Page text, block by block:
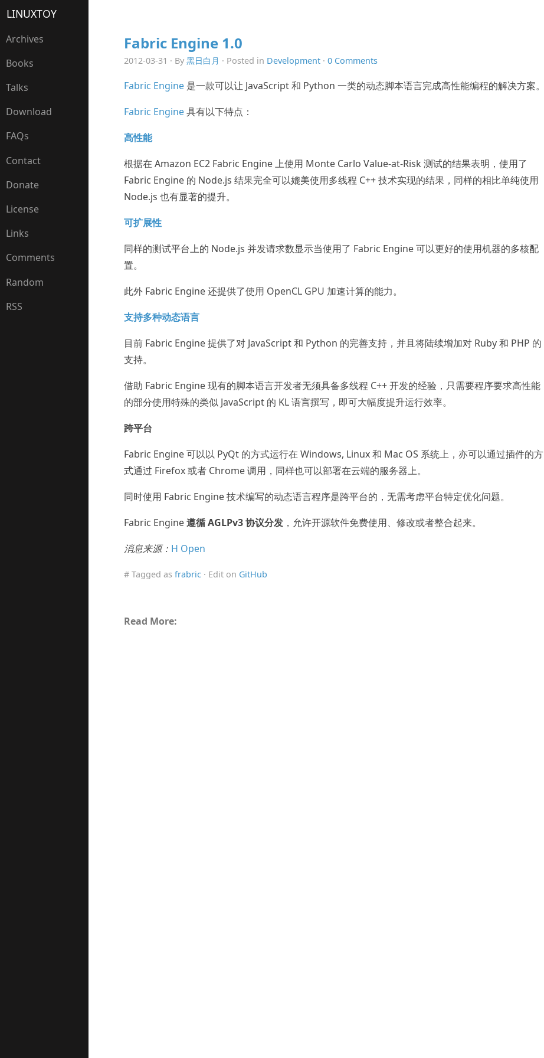
LINUXTOY
Archives
Books
Talks
Download
FAQs
Contact
Donate
License
Links
Comments
Random
RSS
Fabric Engine 1.0
2012-03-31 · By 黑日白月 · Posted in Development· 0 Comments
Fabric Engine是一款可以让 JavaScript 和 Python 一类的动态脚本语言完成高性能编程的解决方案。
Fabric Engine具有以下特点：
高性能
根据在 Amazon EC2 Fabric Engine 上使用 Monte Carlo Value-at-Risk 测试的结果表明，使用了
Fabric Engine 的 Node.js 结果完全可以媲美使用多线程 C++ 技术实现的结果，同样的相比单纯使用
Node.js 也有显著的提升。
可扩展性
同样的测试平台上的 Node.js 并发请求数显示当使用了 Fabric Engine 可以更好的使用机器的多核配
置。
此外 Fabric Engine 还提供了使用 OpenCL GPU 加速计算的能力。
支持多种动态语言
目前 Fabric Engine 提供了对 JavaScript 和 Python 的完善支持，并且将陆续增加对 Ruby 和 PHP 的
支持。
借助 Fabric Engine 现有的脚本语言开发者无须具备多线程 C++ 开发的经验，只需要程序要求高性能
的部分使用特殊的类似 JavaScript 的 KL 语言撰写，即可大幅度提升运行效率。
跨平台
Fabric Engine 可以以 PyQt 的方式运行在 Windows, Linux 和 Mac OS 系统上，亦可以通过插件的方
式通过 Firefox 或者 Chrome 调用，同样也可以部署在云端的服务器上。
同时使用 Fabric Engine 技术编写的动态语言程序是跨平台的，无需考虑平台特定优化问题。
Fabric Engine遵循 AGLPv3 协议分发，允许开源软件免费使用、修改或者整合起来。
消息来源： H Open
# Tagged as frabric· Edit on GitHub
Read More: